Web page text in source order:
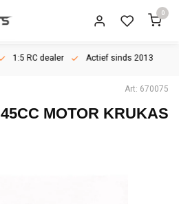
0
1:5 RC dealer Actief sinds 2013
Art: 670075
45CC MOTOR KRUKAS